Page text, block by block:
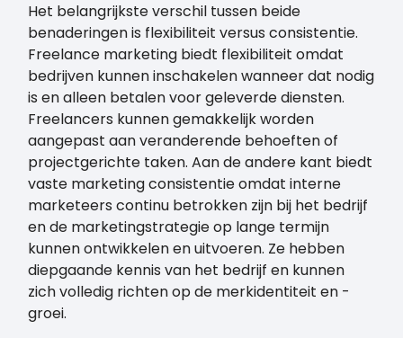
Het belangrijkste verschil tussen beide
benaderingen is flexibiliteit versus consistentie.
Freelance marketing biedt flexibiliteit omdat
bedrijven kunnen inschakelen wanneer dat nodig
is en alleen betalen voor geleverde diensten.
Freelancers kunnen gemakkelijk worden
aangepast aan veranderende behoeften of
projectgerichte taken. Aan de andere kant biedt
vaste marketing consistentie omdat interne
marketeers continu betrokken zijn bij het bedrijf
en de marketingstrategie op lange termijn
kunnen ontwikkelen en uitvoeren. Ze hebben
diepgaande kennis van het bedrijf en kunnen
zich volledig richten op de merkidentiteit en -
groei.